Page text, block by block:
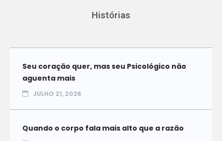
Histórias
Seu coração quer, mas seu Psicológico não
aguenta mais
JULHO 21, 2026
Quando o corpo fala mais alto que a razão